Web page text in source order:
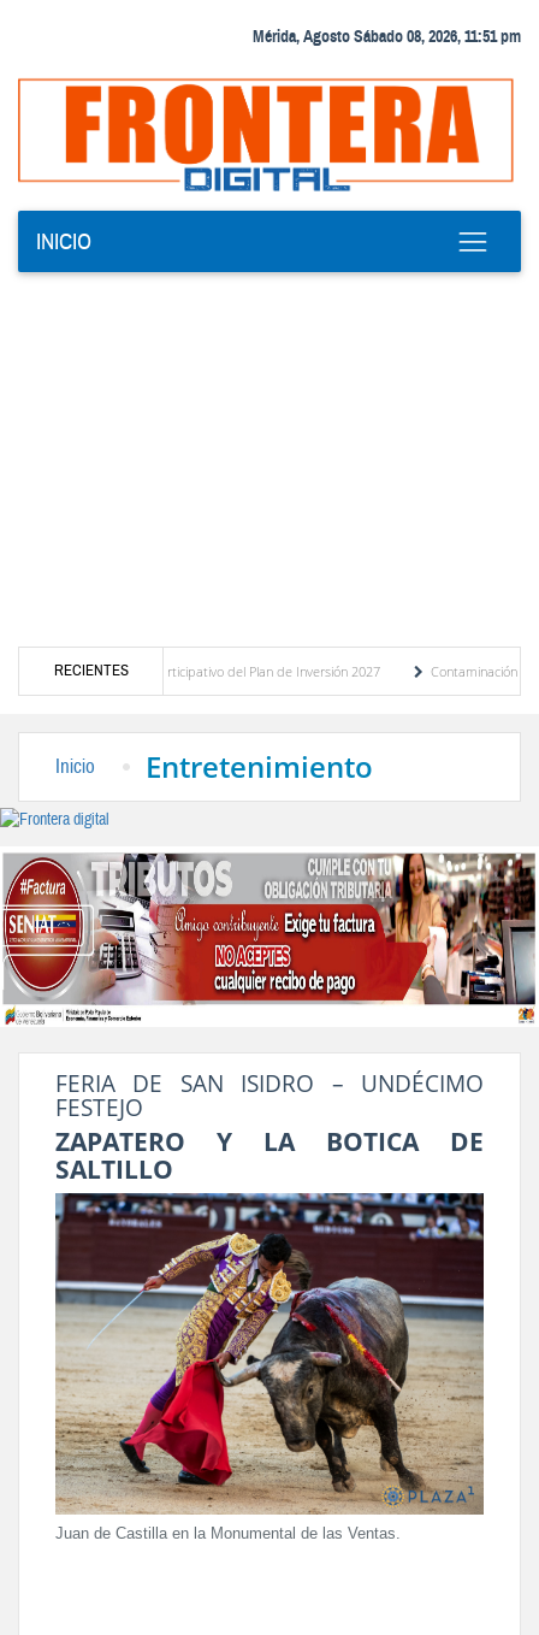
Mérida, Agosto Sábado 08, 2026, 11:51 pm
INICIO
RECIENTES
presupuesto participativo del Plan de Inversión 2027
Contaminación y
Inicio Entretenimiento
FERIA DE SAN ISIDRO – UNDÉCIMO
FESTEJO
ZAPATERO Y LA BOTICA DE
SALTILLO
Juan de Castilla en la Monumental de las Ventas.